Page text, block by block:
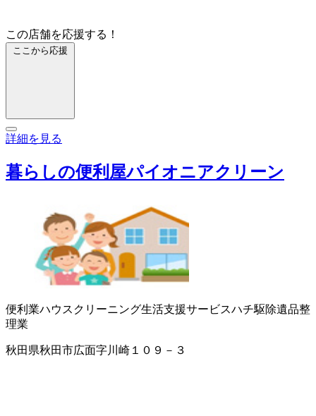
この店舗を応援する！
ここから応援
詳細を見る
暮らしの便利屋パイオニアクリーン
便利業ハウスクリーニング生活支援サービスハチ駆除遺品整
理業
秋田県秋田市広面字川崎１０９－３